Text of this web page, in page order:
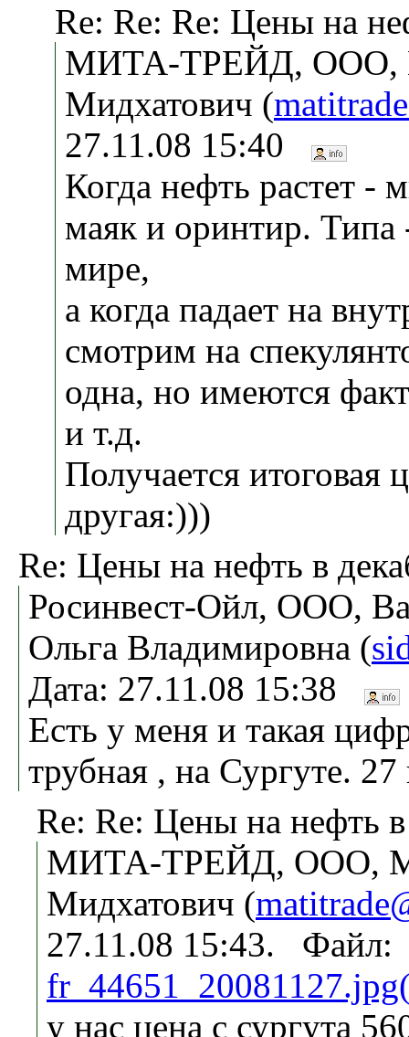
Re: Re: Re: Цены на
МИТА-ТРЕЙД, ООО,
Мидхатович (
27.11.08 15:40
Когда нефть растет -
маяк и оринтир. Типа
мире,
а когда падает на
смотрим на
одна, но имеются
и т.д.
Получается итоговая
другая:)))
Re: Цены на нефть в
Росинвест-Ойл, ООО,
Ольга Владимировна (
Дата: 27.11.08 15:38
Есть у меня и такая
трубная , на Сургуте.
Re: Re: Цены на нефть в
МИТА-ТРЕЙД, ООО,
Мидхатович (
27.11.08 15:43. Файл:
у нас цена с сургута